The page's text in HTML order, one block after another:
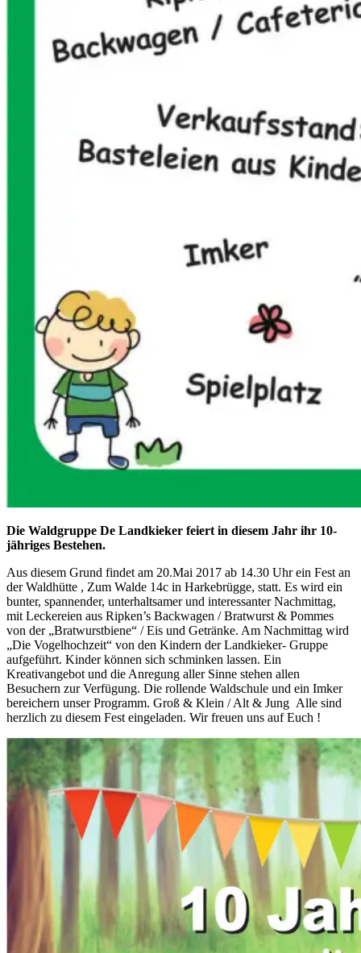
Die Waldgruppe De Landkieker feiert in diesem Jahr ihr 10-
jähriges Bestehen.
Aus diesem Grund findet am 20.Mai 2017 ab 14.30 Uhr ein Fest an
der Waldhütte , Zum Walde 14c in Harkebrügge, statt. Es wird ein
bunter, spannender, unterhaltsamer und interessanter Nachmittag,
mit Leckereien aus Ripken’s Backwagen / Bratwurst & Pommes
von der „Bratwurstbiene“ / Eis und Getränke. Am Nachmittag wird
„Die Vogelhochzeit“ von den Kindern der Landkieker- Gruppe
aufgeführt. Kinder können sich schminken lassen. Ein
Kreativangebot und die Anregung aller Sinne stehen allen
Besuchern zur Verfügung. Die rollende Waldschule und ein Imker
bereichern unser Programm. Groß & Klein / Alt & Jung Alle sind
herzlich zu diesem Fest eingeladen. Wir freuen uns auf Euch !